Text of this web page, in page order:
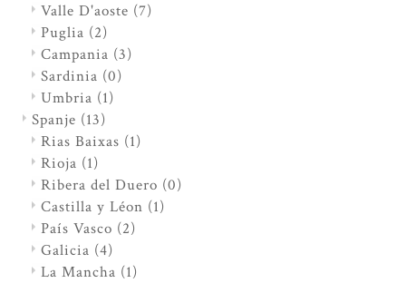
Valle D'aoste (7)
Puglia (2)
Campania (3)
Sardinia (0)
Umbria (1)
Spanje (13)
Rias Baixas (1)
Rioja (1)
Ribera del Duero (0)
Castilla y Léon (1)
País Vasco (2)
Galicia (4)
La Mancha (1)